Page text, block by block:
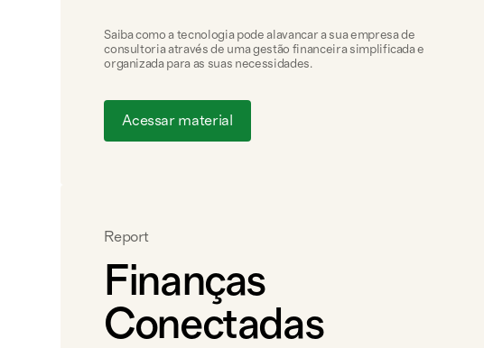
Saiba como a tecnologia pode alavancar a sua empresa de
consultoria através de uma gestão financeira simplificada e
organizada para as suas necessidades.
Acessar material
Report
Finanças
Conectadas